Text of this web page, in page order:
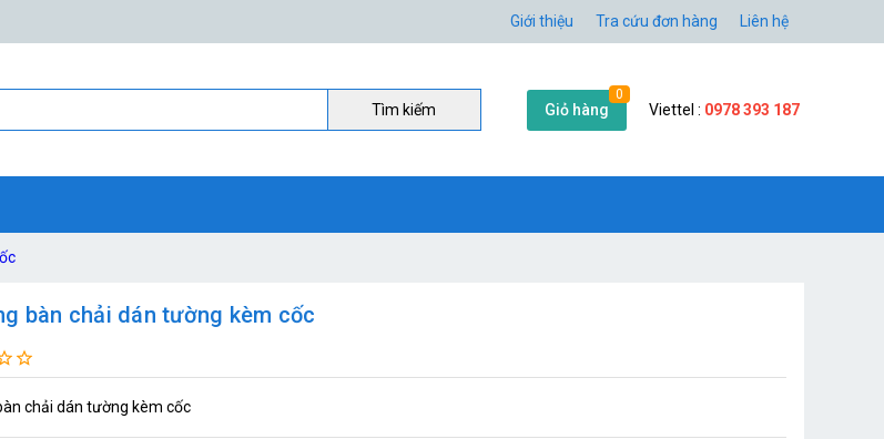
Giới thiệu Tra cứu đơn hàng Liên hệ
Tìm kiếm Giỏ hàng
0
Viettel : 0978 393 187
bàn chải dán tường kèm cốc
chải dán tường kèm cốc